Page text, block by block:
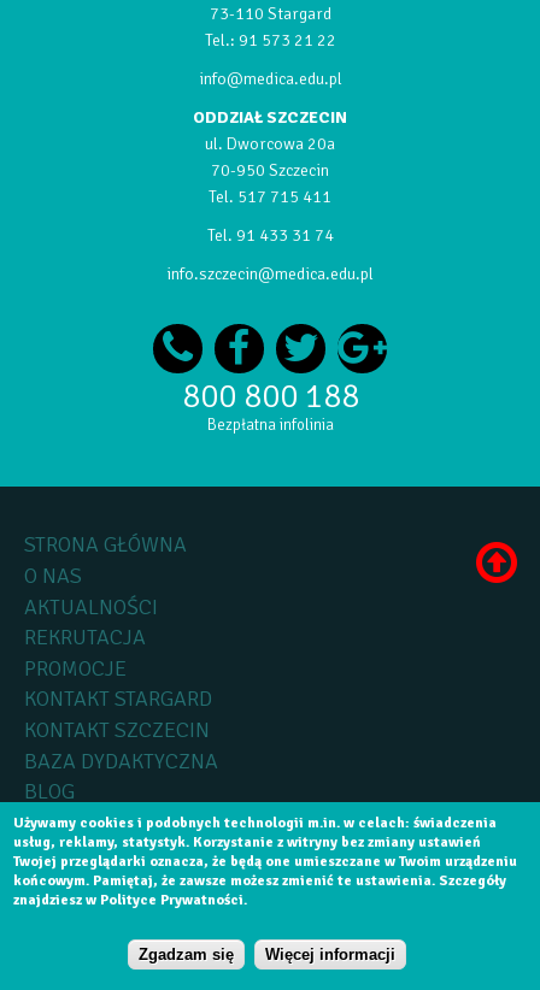
NABÓR NA SEMESTR WRZEŚNIOWY 2026 - NIE
ZWLEKAJ ANI CHWILI DŁUŻEJ!
73-110 Stargard
Tel.: 91 573 21 22
info@medica.edu.pl
ODDZIAŁ SZCZECIN
ul. Dworcowa 20a
70-950 Szczecin
Tel. 517 715 411
Tel. 91 433 31 74
info.szczecin@medica.edu.pl
800 800 188
Bezpłatna infolinia
STRONA GŁÓWNA
O NAS
AKTUALNOŚCI
REKRUTACJA
PROMOCJE
KONTAKT STARGARD
KONTAKT SZCZECIN
BAZA DYDAKTYCZNA
BLOG
Copyright byMedica Collegium2015, Wszelkie prawa zastrzeżone.
Realizacja:Software House SzczecinAplikacje Mobilne Szczecin
Używamy cookies i podobnych technologii m.in. w celach: świadczenia
usług, reklamy, statystyk. Korzystanie z witryny bez zmiany ustawień
Twojej przeglądarki oznacza, że będą one umieszczane w Twoim urządzeniu
końcowym. Pamiętaj, że zawsze możesz zmienić te ustawienia. Szczegóły
znajdziesz w Polityce Prywatności.
Zgadzam się Więcej informacji